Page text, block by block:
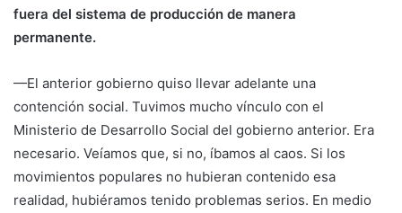
fuera del sistema de producción de manera
permanente.
—El anterior gobierno quiso llevar adelante una
contención social. Tuvimos mucho vínculo con el
Ministerio de Desarrollo Social del gobierno anterior. Era
necesario. Veíamos que, si no, íbamos al caos. Si los
movimientos populares no hubieran contenido esa
realidad, hubiéramos tenido problemas serios. En medio